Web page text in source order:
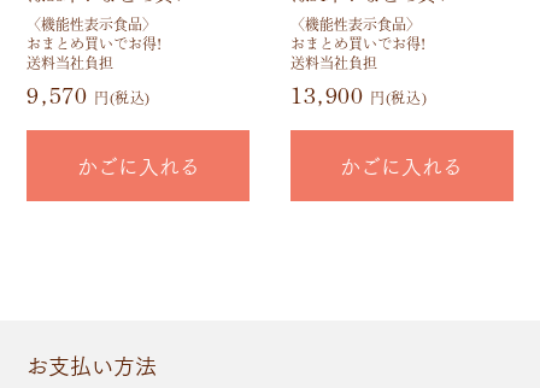
〈機能性表示食品〉
おまとめ買いでお得!
送料当社負担
9,570 円(税込)
かごに入れる
〈機能性表示食品〉
おまとめ買いでお得!
送料当社負担
13,900 円(税込)
かごに入れる
お支払い方法